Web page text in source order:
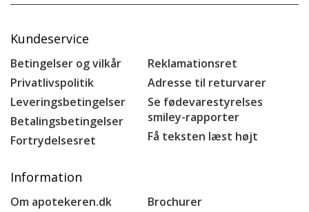
Kundeservice
Betingelser og vilkår
Privatlivspolitik
Leveringsbetingelser
Betalingsbetingelser
Fortrydelsesret
Reklamationsret
Adresse til returvarer
Se fødevarestyrelses
smiley-rapporter
Få teksten læst højt
Information
Om apotekeren.dk
Brochurer